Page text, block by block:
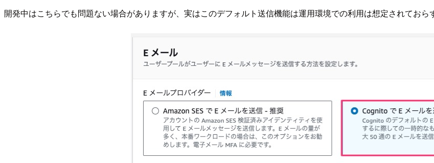
開発中はこちらでも問題ない場合がありますが、実はこのデフォルト送信機能は運用環境での利用は想定されておら